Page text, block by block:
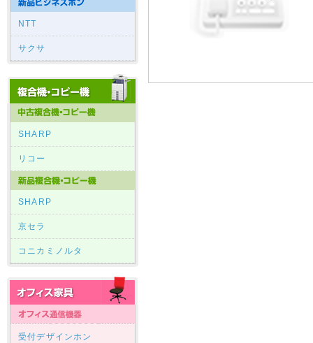
NTT
サクサ
SHARP
リコー
SHARP
京セラ
コニカミノルタ
受付デザインホン